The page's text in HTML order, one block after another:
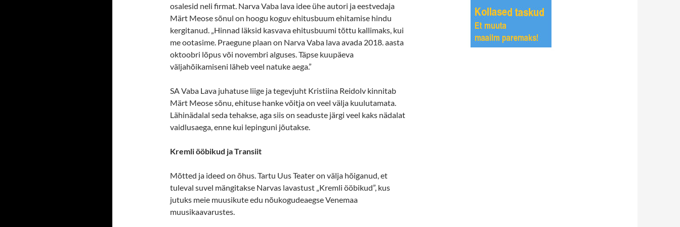
osalesid neli firmat. Narva Vaba lava idee ühe autori ja eestvedaja
Märt Meose sõnul on hoogu koguv ehitusbuum ehitamise hindu
kergitanud. „Hinnad läksid kasvava ehitusbuumi tõttu kallimaks, kui
me ootasime. Praegune plaan on Narva Vaba lava avada 2018. aasta
oktoobri lõpus või novembri alguses. Täpse kuupäeva
väljahõikamiseni läheb veel natuke aega.”
SA Vaba Lava juhatuse liige ja tegevjuht Kristiina Reidolv kinnitab
Märt Meose sõnu, ehituse hanke võitja on veel välja kuulutamata.
Lähinädalal seda tehakse, aga siis on seaduste järgi veel kaks nädalat
vaidlusaega, enne kui lepinguni jõutakse.
Kremli ööbikud ja Transiit
Mõtted ja ideed on õhus. Tartu Uus Teater on välja hõiganud, et
tuleval suvel mängitakse Narvas lavastust „Kremli ööbikud”, kus
jutuks meie muusikute edu nõukogudeaegse Venemaa
muusikaavarustes.